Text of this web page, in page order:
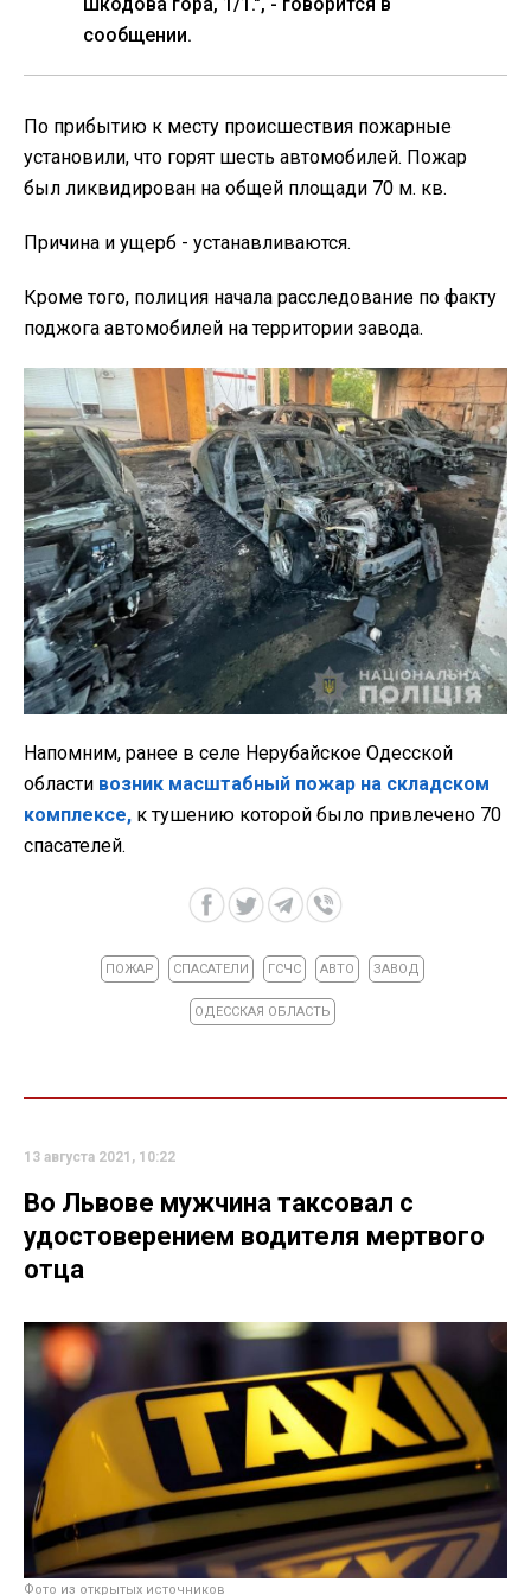
сообщении.
По прибытию к месту происшествия пожарные
установили, что горят шесть автомобилей. Пожар
был ликвидирован на общей площади 70 м. кв.
Причина и ущерб - устанавливаются.
Кроме того, полиция начала расследование по факту
поджога автомобилей на территории завода.
Напомним, ранее в селе Нерубайское Одесской
области возник масштабный пожар на складском
комплексе, к тушению которой было привлечено 70
спасателей.
ПОЖАР СПАСАТЕЛИ ГСЧС АВТО ЗАВОД
ОДЕССКАЯ ОБЛАСТЬ
13 августа 2021, 10:22
Во Львове мужчина таксовал с
удостоверением водителя мертвого
отца
Фото из открытых источников